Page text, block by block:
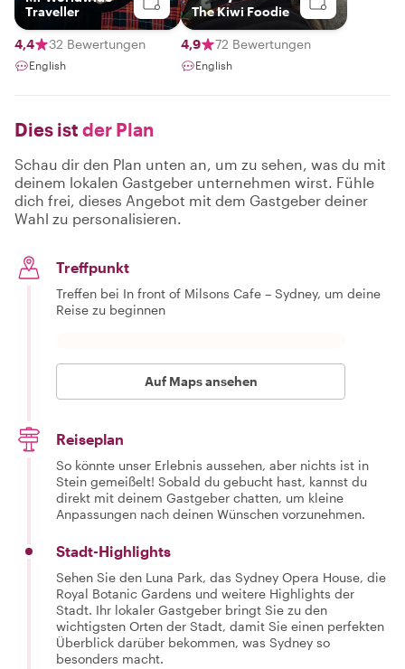
Traveller
4,4 32 Bewertungen
English
The Kiwi Foodie
4,9 72 Bewertungen
English
Dies ist der Plan
Schau dir den Plan unten an, um zu sehen, was du mit
deinem lokalen Gastgeber unternehmen wirst. Fühle
dich frei, dieses Angebot mit dem Gastgeber deiner
Wahl zu personalisieren.
Treffpunkt
Treffen bei In front of Milsons Cafe – Sydney, um deine
Reise zu beginnen
Auf Maps ansehen
Reiseplan
So könnte unser Erlebnis aussehen, aber nichts ist in
Stein gemeißelt! Sobald du gebucht hast, kannst du
direkt mit deinem Gastgeber chatten, um kleine
Anpassungen nach deinen Wünschen vorzunehmen.
Stadt-Highlights
Sehen Sie den Luna Park, das Sydney Opera House, die
Royal Botanic Gardens und weitere Highlights der
Stadt. Ihr lokaler Gastgeber bringt Sie zu den
wichtigsten Orten der Stadt, damit Sie einen perfekten
Überblick darüber bekommen, was Sydney so
besonders macht.